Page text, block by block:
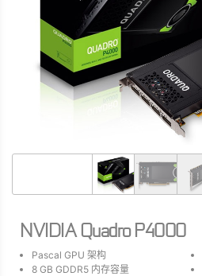
NVIDIA Quadro P4000
Pascal GPU 架构
8 GB GDDR5 内存容量